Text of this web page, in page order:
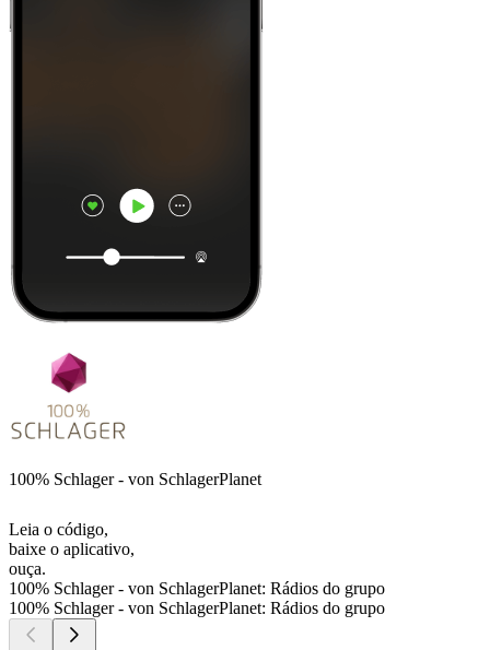
100% Schlager - von SchlagerPlanet
Leia o código,
baixe o aplicativo,
ouça.
100% Schlager - von SchlagerPlanet: Rádios do grupo
100% Schlager - von SchlagerPlanet: Rádios do grupo